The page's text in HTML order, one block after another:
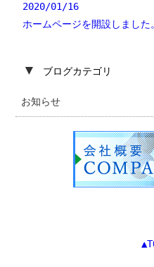
2020/01/16
ホームページを開設しました
▼ ブログカテゴリ
お知らせ